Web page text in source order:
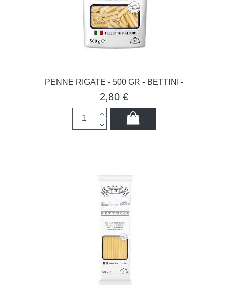
PENNE RIGATE - 500 GR - BETTINI -
2,80 €